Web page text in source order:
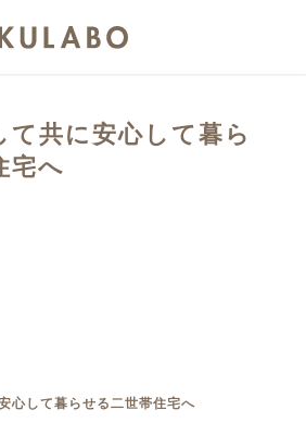
て共に安心して暮ら
宅へ